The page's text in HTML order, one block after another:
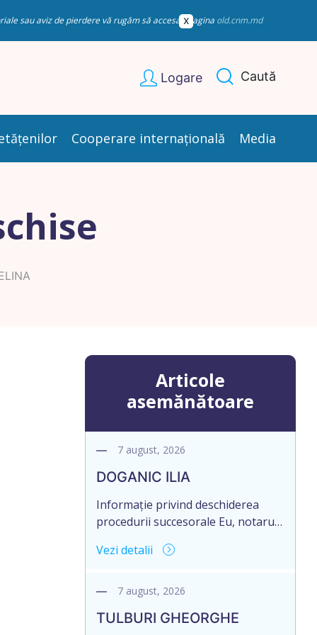
sau aviz de pierdere vă rugăm să accesați pagina old.cnm.md
Logare Caută
Cooperare internațională Media
Articole
asemănătoare
7 august, 2026
DOGANIC ILIA
Informație privind deschiderea
procedurii succesorale Eu, notarul,
246/2018 privind la procedură
persoană care are un interes
procedurii succesorale notariale în
Vezi detalii
7 august, 2026
TULBURI GHEORGHE